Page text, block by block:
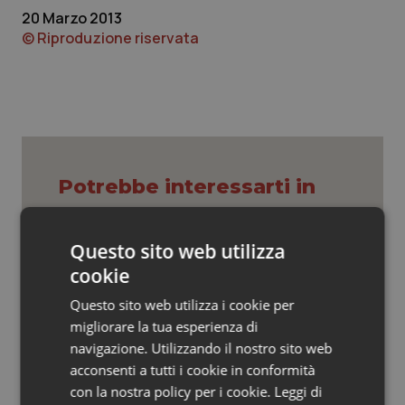
Veneto
Oncoematologia
Psoriasi & pelle
Quotidiano Cardiologia
Quotidiano Oncologia
Quotidiano Pediatria
Rene & patologie urogenitali
20 Marzo 2013
© Riproduzione riservata
Potrebbe interessarti in
Caldo, mini tregua solo al Nord. Anche
domenica 9 agosto 19 città da bollino
rosso
Caldo, segnali di lenta ritirata
dell’ondata: il 7 agosto restano 26
città da bollino rosso, l’8 scendono a
Questo sito web utilizza
cookie
Questo sito web utilizza i cookie per
migliorare la tua esperienza di
navigazione. Utilizzando il nostro sito web
acconsenti a tutti i cookie in conformità
con la nostra policy per i cookie. Leggi di